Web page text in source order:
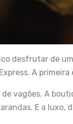
desfrutar de
A
vagões. A
E a